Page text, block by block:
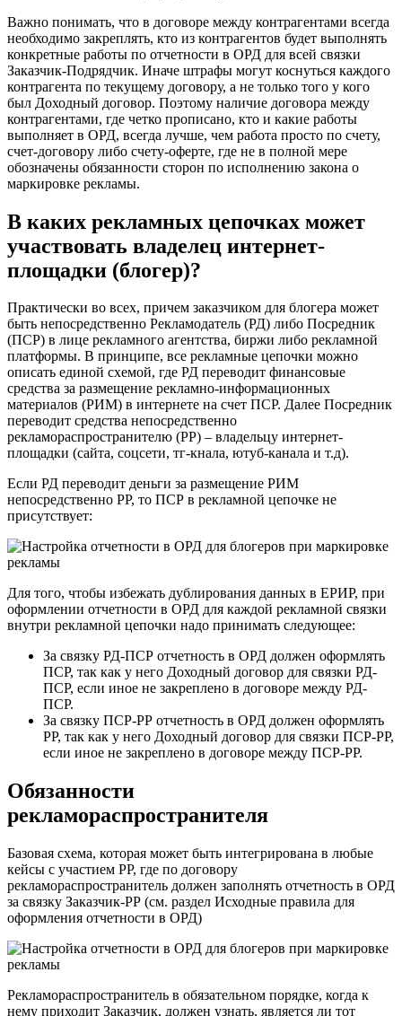
Важно понимать, что в договоре между контрагентами всегда
необходимо закреплять, кто из контрагентов будет выполнять
конкретные работы по отчетности в ОРД для всей связки
Заказчик-Подрядчик. Иначе штрафы могут коснуться каждого
контрагента по текущему договору, а не только того у кого
был Доходный договор. Поэтому наличие договора между
контрагентами, где четко прописано, кто и какие работы
выполняет в ОРД, всегда лучше, чем работа просто по счету,
счет-договору либо счету-оферте, где не в полной мере
обозначены обязанности сторон по исполнению закона о
маркировке рекламы.
В каких рекламных цепочках может
участвовать владелец интернет-
площадки (блогер)?
Практически во всех, причем заказчиком для блогера может
быть непосредственно Рекламодатель (РД) либо Посредник
(ПСР) в лице рекламного агентства, биржи либо рекламной
платформы. В принципе, все рекламные цепочки можно
описать единой схемой, где РД переводит финансовые
средства за размещение рекламно-информационных
материалов (РИМ) в интернете на счет ПСР. Далее Посредник
переводит средства непосредственно
рекламораспространителю (РР) – владельцу интернет-
площадки (сайта, соцсети, тг-кнала, ютуб-канала и т.д).
Если РД переводит деньги за размещение РИМ
непосредственно РР, то ПСР в рекламной цепочке не
присутствует:
Для того, чтобы избежать дублирования данных в ЕРИР, при
оформлении отчетности в ОРД для каждой рекламной связки
внутри рекламной цепочки надо принимать следующее:
За связку РД-ПСР отчетность в ОРД должен оформлять
ПСР, так как у него Доходный договор для связки РД-
ПСР, если иное не закреплено в договоре между РД-
ПСР.
За связку ПСР-РР отчетность в ОРД должен оформлять
РР, так как у него Доходный договор для связки ПСР-РР,
если иное не закреплено в договоре между ПСР-РР.
Обязанности
рекламораспространителя
Базовая схема, которая может быть интегрирована в любые
кейсы с участием РР, где по договору
рекламораспространитель должен заполнять отчетность в ОРД
за связку Заказчик-РР (см. раздел Исходные правила для
оформления отчетности в ОРД)
Рекламораспространитель в обязательном порядке, когда к
нему приходит Заказчик, должен узнать, является ли тот